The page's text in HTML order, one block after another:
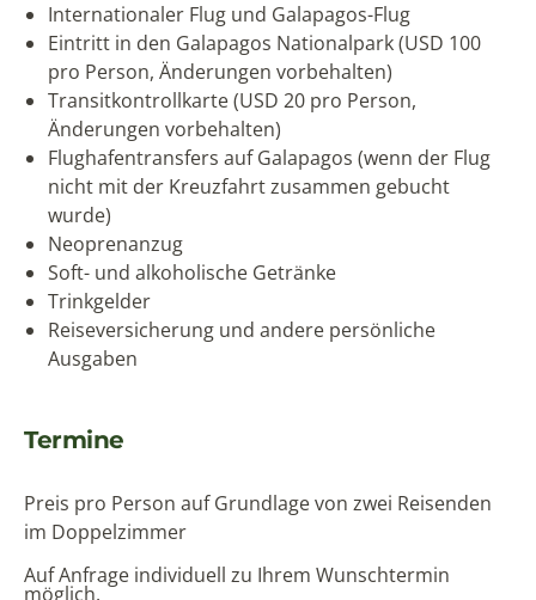
Internationaler Flug und Galapagos-Flug
Eintritt in den Galapagos Nationalpark (USD 100
pro Person, Änderungen vorbehalten)
Transitkontrollkarte (USD 20 pro Person,
Änderungen vorbehalten)
Flughafentransfers auf Galapagos (wenn der Flug
nicht mit der Kreuzfahrt zusammen gebucht
wurde)
Neoprenanzug
Soft- und alkoholische Getränke
Trinkgelder
Reiseversicherung und andere persönliche
Ausgaben
Termine
Preis pro Person auf Grundlage von zwei Reisenden
im Doppelzimmer
Auf Anfrage individuell zu Ihrem Wunschtermin
möglich.